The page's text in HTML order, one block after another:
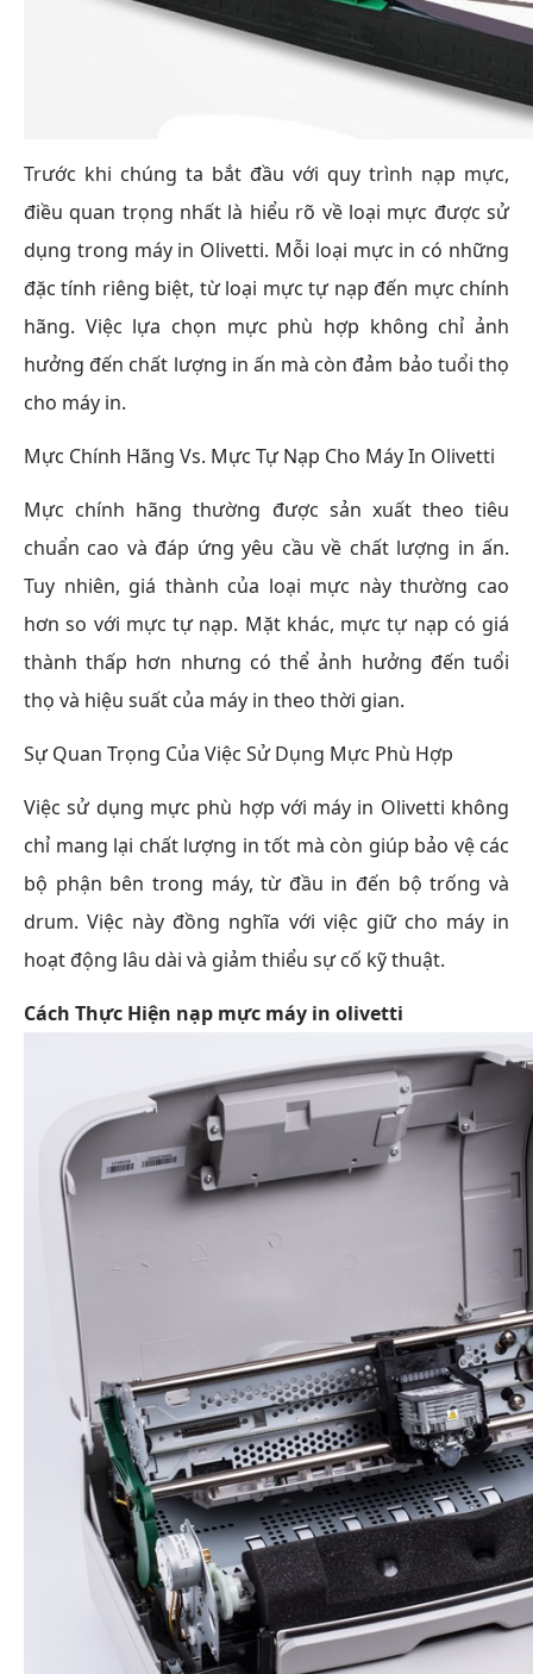
Trước khi chúng ta bắt đầu với quy trình nạp mực,
điều quan trọng nhất là hiểu rõ về loại mực được sử
dụng trong máy in Olivetti. Mỗi loại mực in có những
đặc tính riêng biệt, từ loại mực tự nạp đến mực chính
hãng. Việc lựa chọn mực phù hợp không chỉ ảnh
hưởng đến chất lượng in ấn mà còn đảm bảo tuổi thọ
cho máy in.
Mực Chính Hãng Vs. Mực Tự Nạp Cho Máy In Olivetti
Mực chính hãng thường được sản xuất theo tiêu
chuẩn cao và đáp ứng yêu cầu về chất lượng in ấn.
Tuy nhiên, giá thành của loại mực này thường cao
hơn so với mực tự nạp. Mặt khác, mực tự nạp có giá
thành thấp hơn nhưng có thể ảnh hưởng đến tuổi
thọ và hiệu suất của máy in theo thời gian.
Sự Quan Trọng Của Việc Sử Dụng Mực Phù Hợp
Việc sử dụng mực phù hợp với máy in Olivetti không
chỉ mang lại chất lượng in tốt mà còn giúp bảo vệ các
bộ phận bên trong máy, từ đầu in đến bộ trống và
drum. Việc này đồng nghĩa với việc giữ cho máy in
hoạt động lâu dài và giảm thiểu sự cố kỹ thuật.
Cách Thực Hiện nạp mực máy in olivetti